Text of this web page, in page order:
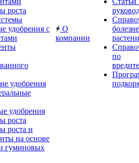
роста
удобрения с
удобрения
удобрения
роста
роста и
на основе
гуминовых
О
компании
по